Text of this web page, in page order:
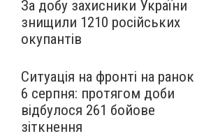
За добу захисники України
знищили 1210 російських
окупантів
Ситуація на фронті на ранок
6 серпня: протягом доби
відбулося 261 бойове
зіткнення